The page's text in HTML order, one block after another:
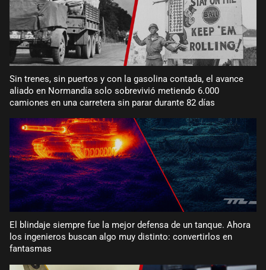
Sin trenes, sin puertos y con la gasolina contada, el avance
aliado en Normandía solo sobrevivió metiendo 6.000
camiones en una carretera sin parar durante 82 días
El blindaje siempre fue la mejor defensa de un tanque. Ahora
los ingenieros buscan algo muy distinto: convertirlos en
fantasmas